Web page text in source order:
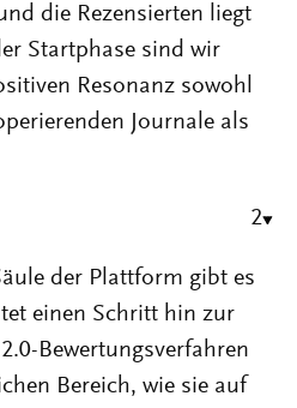
die Rezensierten liegt
Startphase sind wir
Resonanz sowohl
Journale als
2
der Plattform gibt es
einen Schritt hin zur
Bewertungsverfahren
Bereich, wie sie auf